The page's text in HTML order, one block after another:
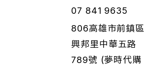
07 841 9635
806高雄市前鎮區
興邦里中華五路
789號 (夢時代購